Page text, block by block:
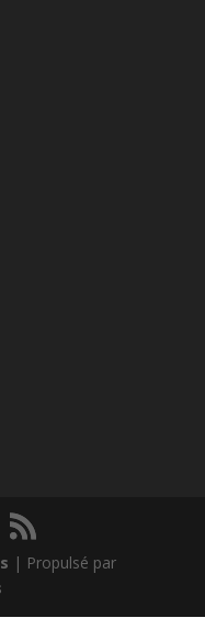
| Propulsé par